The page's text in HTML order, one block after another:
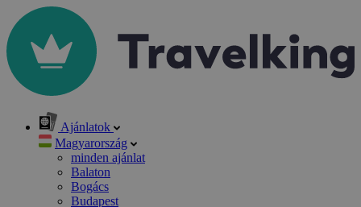
Ajánlatok
Magyarország
minden ajánlat
Balaton
Bogács
Budapest